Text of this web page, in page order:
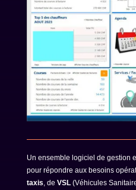
Un ensemble logiciel de gestion
pour répondre aux besoins
taxis , de VSL(Véhicules